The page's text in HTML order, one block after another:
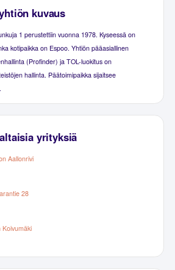
kuvaus
1 perustettiin vuonna 1978. Kyseessä on
kotipaikka on Espoo. Yhtiön pääasiallinen
(Profinder) ja TOL-luokitus on
hallinta. Päätoimipaikka sijaitsee
yrityksiä
Aallonrivi
28
Koivumäki